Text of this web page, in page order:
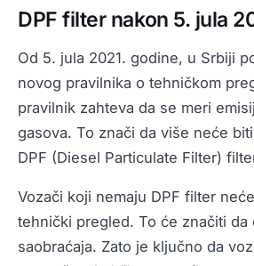
DPF filter nakon 5. jula
Od 5. jula 2021. godine, u Srbiji
novog pravilnika o tehničkom
pravilnik zahteva da se meri
gasova. To znači da više neće
DPF (Diesel Particulate Filter)
Vozači koji nemaju DPF filter
tehnički pregled. To će značiti da
saobraćaja. Zato je ključno da